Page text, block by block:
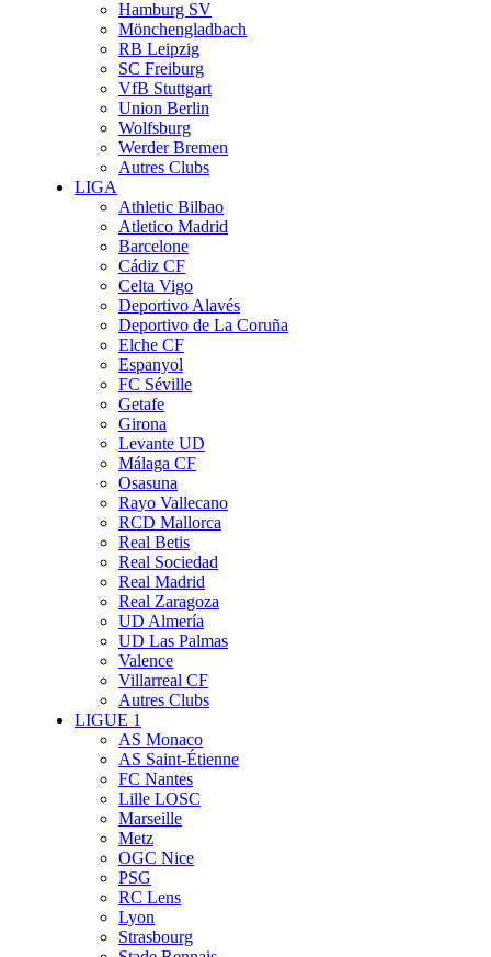
Hamburg SV
Mönchengladbach
RB Leipzig
SC Freiburg
VfB Stuttgart
Union Berlin
Wolfsburg
Werder Bremen
Autres Clubs
LIGA
Athletic Bilbao
Atletico Madrid
Barcelone
Cádiz CF
Celta Vigo
Deportivo Alavés
Deportivo de La Coruña
Elche CF
Espanyol
FC Séville
Getafe
Girona
Levante UD
Málaga CF
Osasuna
Rayo Vallecano
RCD Mallorca
Real Betis
Real Sociedad
Real Madrid
Real Zaragoza
UD Almería
UD Las Palmas
Valence
Villarreal CF
Autres Clubs
LIGUE 1
AS Monaco
AS Saint-Étienne
FC Nantes
Lille LOSC
Marseille
Metz
OGC Nice
PSG
RC Lens
Lyon
Strasbourg